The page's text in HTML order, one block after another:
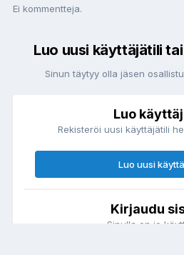
Ei kommentteja.
Luo uusi käyttäjätili
Sinun täytyy olla jäsen
Luo
Rekisteröi uusi käyttäjätili
Luo uusi
Kirjaudu
Sinulla on jo